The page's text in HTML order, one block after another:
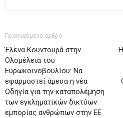
Προηγούμενο άρθρο
Έλενα Κουντουρά στην
Ολομέλεια του
Ευρωκοινοβουλίου: Να
εφαρμοστεί άμεσα η νέα
Οδηγία για την καταπολέμηση
των εγκληματικών δικτύων
εμπορίας ανθρώπων στην ΕΕ